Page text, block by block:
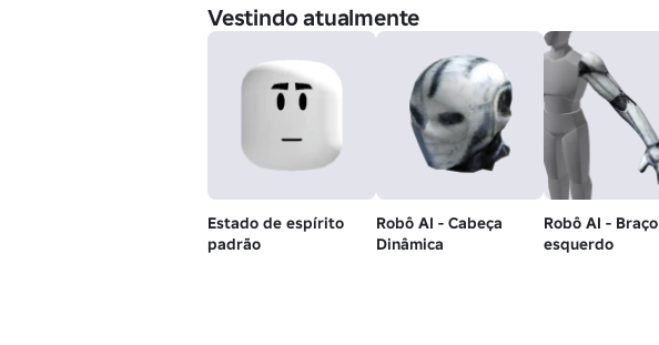
Vestindo atualmente
Estado de espírito
padrão
Robô AI - Cabeça
Dinâmica
Robô AI - Braço
esquerdo